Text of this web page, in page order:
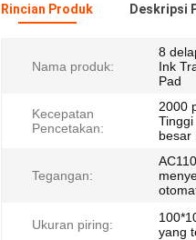
Rincian Produk Deskripsi
Nama produk:
8
Ink
Pad
Kecepatan
Pencetakan:
2000
besar
Tegangan:
Ukuran piring:
yang